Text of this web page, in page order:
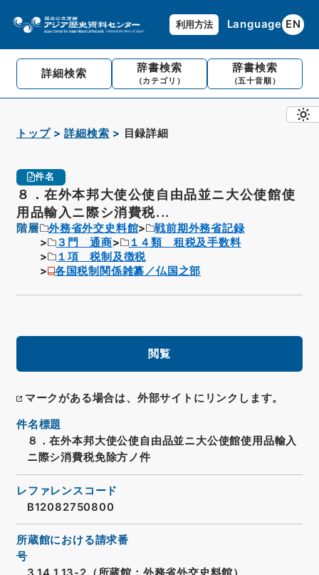
利用方法 Language EN
詳細検索 辞書検索
（カテゴリ）
辞書検索
（五十音順）
トップ 詳細検索 目録詳細
件名
８．在外本邦大使公使自由品並ニ大公使館使
用品輸入ニ際シ消費税...
階層 外務省外交史料館
戦前期外務省記録
３門 通商
１４類 租税及手数料
１項 税制及徴税
各国税制関係雑纂／仏国之部
閲覧
マークがある場合は、外部サイトにリンクします。
件名標題
８．在外本邦大使公使自由品並ニ大公使館使用品輸入
ニ際シ消費税免除方ノ件
レファレンスコード
B12082750800
所蔵館における請求番
号